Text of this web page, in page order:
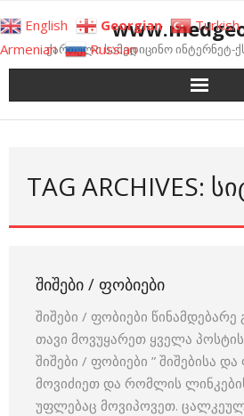
to
contentქართული სამედიცინო ინტერნეტ-
TAG ARCHIVES:
ᲨᲘᲨᲔᲑᲘ / ᲤᲝᲑᲘᲔᲑᲘ
შიშები / ფობიები წინამდებარე
თავი მოვუყარეთ ყველა
შიშები / ფობიები ” შიშებისა და
მოვიძიეთ და რომლის
უფლებაც მოვიპოვეთ.
English Georgian Turkish
Armenian
Russian